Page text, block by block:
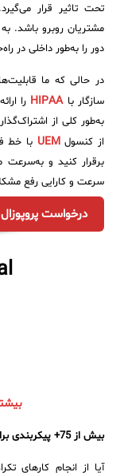
تحت تاثیر قرار
مشتریان روبرو باشد.
دور را به‌طور داخلی در
در حالی که ما
سازگار باHIPAA را
به‌طور کلی از
از کنسولUEM با خط
برقرار کنید و
سرعت و کارایی رفع
درخواست پروپوزال
بیش از 75+ پیکربندی برای شارژ فناوری اطلاعات شما
آیا از انجام کارهای